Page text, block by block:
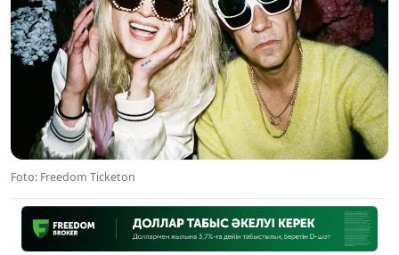
Foto: Freedom Ticketon